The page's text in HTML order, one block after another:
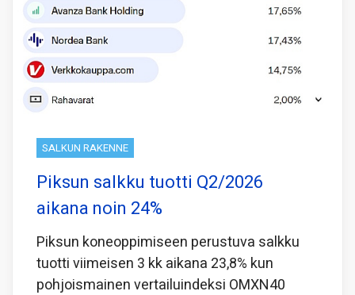
SALKUN RAKENNE
Piksun salkku tuotti Q2/2026
aikana noin 24%
Piksun koneoppimiseen perustuva salkku
tuotti viimeisen 3 kk aikana 23,8% kun
pohjoismainen vertailuindeksi OMXN40